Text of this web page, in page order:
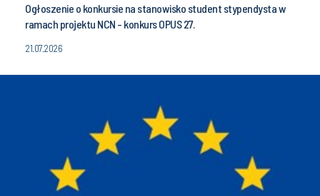
Ogłoszenie o konkursie na stanowisko student stypendysta w
ramach projektu NCN - konkurs OPUS 27.
21.07.2026